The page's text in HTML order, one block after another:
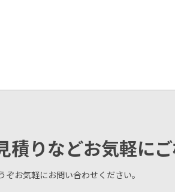
りなどお気軽にご
ぞお気軽にお問い合わせください。